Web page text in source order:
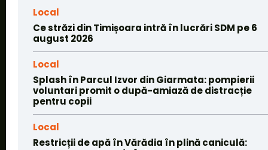
Local
Ce străzi din Timișoara intră în lucrări SDM pe 6
august 2026
Local
Splash în Parcul Izvor din Giarmata: pompierii
voluntari promit o după-amiază de distracție
pentru copii
Local
Restricții de apă în Vărădia în plină caniculă: